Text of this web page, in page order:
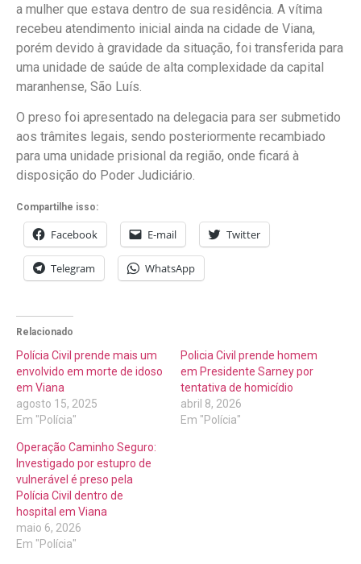
a mulher que estava dentro de sua residência. A vítima
recebeu atendimento inicial ainda na cidade de Viana,
porém devido à gravidade da situação, foi transferida para
uma unidade de saúde de alta complexidade da capital
maranhense, São Luís.
O preso foi apresentado na delegacia para ser submetido
aos trâmites legais, sendo posteriormente recambiado
para uma unidade prisional da região, onde ficará à
disposição do Poder Judiciário.
Compartilhe isso:
Facebook E-mail Twitter
Telegram WhatsApp
Relacionado
Polícia Civil prende mais um
envolvido em morte de idoso
em Viana
agosto 15, 2025
Em "Polícia"
Policia Civil prende homem
em Presidente Sarney por
tentativa de homicídio
abril 8, 2026
Em "Polícia"
Operação Caminho Seguro:
Investigado por estupro de
vulnerável é preso pela
Polícia Civil dentro de
hospital em Viana
maio 6, 2026
Em "Polícia"